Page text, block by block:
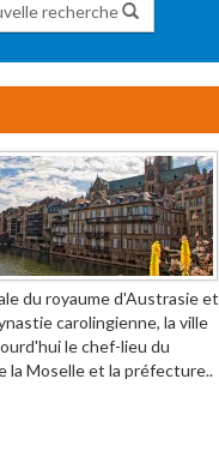
recherche
du royaume d'Austrasie et
carolingienne, la ville
le chef-lieu du
la Moselle et la préfecture..